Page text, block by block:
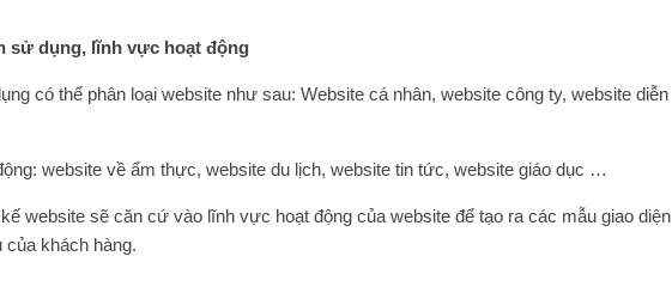
sử dụng, lĩnh vực hoạt động
có thể phân loại website như sau: Website cá nhân, website công ty, website diễn
website về ẩm thực, website du lịch, website tin tức, website giáo dục …
website sẽ căn cứ vào lĩnh vực hoạt động của website để tạo ra các mẫu giao diện
khách hàng.